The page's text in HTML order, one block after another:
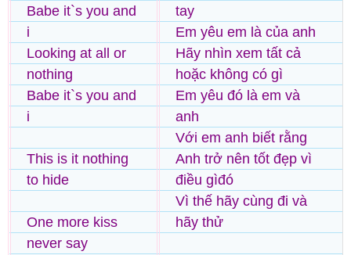
Babe it`s you and
i
Looking at all or
nothing
Babe it`s you and
i
This is it nothing
to hide
One more kiss
never say
tay
Em yêu em là của anh
Hãy nhìn xem tất cả
hoặc không có gì
Em yêu đó là em và
anh
Với em anh biết rằng
Anh trở nên tốt đẹp vì
điều gìđó
Vì thế hãy cùng đi và
hãy thử